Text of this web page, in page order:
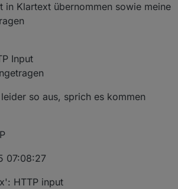
in Klartext übernommen sowie meine
Input
so aus, sprich es kommen
07:08:27
HTTP input